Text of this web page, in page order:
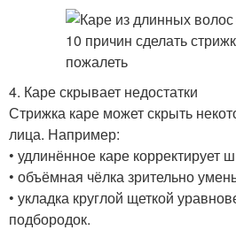
4. Каре скрывает недостатки
Стрижка каре может скрыть
лица. Например:
• удлинённое каре корректирует
• объёмная чёлка зрительно
• укладка круглой щеткой
подбородок.